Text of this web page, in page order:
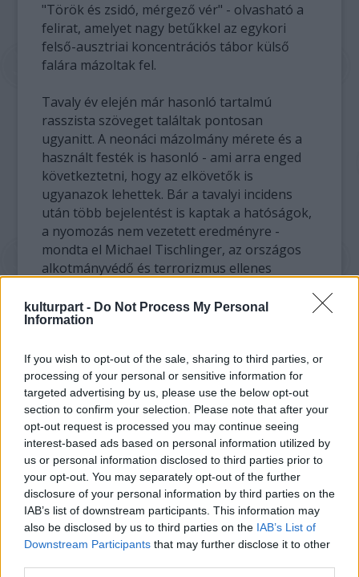
kulturpart - Do Not Process My Personal
Information
If you wish to opt-out of the sale, sharing to third parties, or
processing of your personal or sensitive information for
targeted advertising by us, please use the below opt-out
section to confirm your selection. Please note that after your
opt-out request is processed you may continue seeing
interest-based ads based on personal information utilized by
us or personal information disclosed to third parties prior to
your opt-out. You may separately opt-out of the further
disclosure of your personal information by third parties on the
IAB’s list of downstream participants. This information may
also be disclosed by us to third parties on the IAB’s List of
Downstream Participants that may further disclose it to other
"Török és zsidó, mérgező vér" - olvasható a
felirat, amelyet nagy betűkkel az egykori
felső-ausztriai koncentrációs tábor külső
falára mázoltak fel.
Tavaly év elején már hasonló tartalmú
rasszista szöveget találtak pontosan
ugyanitt. A neonáci mázolmány mérete és a
használt festék is hasonló - ami arra enged
következtetni, hogy az elkövetők is
ugyanazok lehettek. Bár a tavalyi incidens
után több bejelentést is kaptak a hatóságok,
a nyomozás nem vezetett eredményre -
mondta el Michael Tischlinger, az országos
alkotmányvédő és terrorizmus ellenes
A mostani neonáci provokációt követően
Párt (SPÖ) tartományi vezetője határozott
fellépést sürgetett a szélsőségesekkel
szemben és ennek megfelelő stratégia
kidolgozását.
"Amint ez látható, társadalmunkban egyre
gyakrabban szembesülünk a humanizmus
értékeinek, a türelemnek, és a más kultúrák
iránti nyitottságnak az elutasításával" -
mondta. Az osztrák politikus szükségnek
nevezte a szélsőjobboldal határozottabb és
széles körre kiterjedő rendőri ellenőrzését.